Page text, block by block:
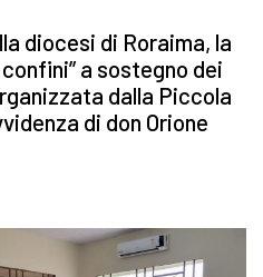
diocesi di Roraima, la
a sostegno dei
dalla Piccola
di don Orione